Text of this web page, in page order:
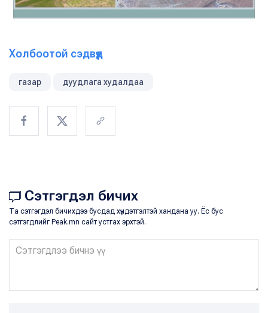
Холбоотой сэдвүүд
газар дуудлага худалдаа
Сэтгэгдэл бичих
Та сэтгэгдэл бичихдээ бусдад хүндэтгэлтэй хандана уу. Ёс бус
сэтгэгдлийг Peak.mn сайт устгах эрхтэй.